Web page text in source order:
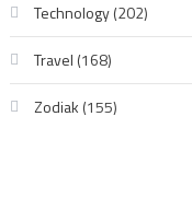
Technology(202)
Travel (168)
Zodiak (155)